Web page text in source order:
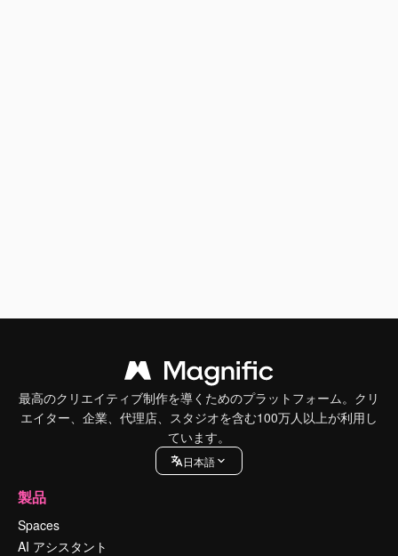
最高のクリエイティブ制作を導くためのプラットフォーム。クリ
エイター、企業、代理店、スタジオを含む100万人以上が利用し
ています。
日本語
製品
Spaces
AI アシスタント